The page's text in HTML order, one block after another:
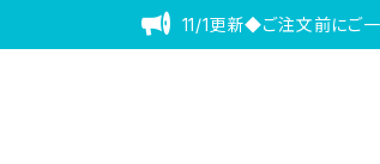
11/1更新◆ご注文前にご